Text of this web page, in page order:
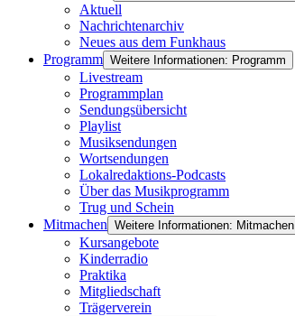
Aktuell
Nachrichtenarchiv
Neues aus dem Funkhaus
Programm Weitere Informationen: Programm
Livestream
Programmplan
Sendungsübersicht
Playlist
Musiksendungen
Wortsendungen
Lokalredaktions-Podcasts
Über das Musikprogramm
Trug und Schein
Mitmachen Weitere Informationen: Mitmachen
Kursangebote
Kinderradio
Praktika
Mitgliedschaft
Trägerverein